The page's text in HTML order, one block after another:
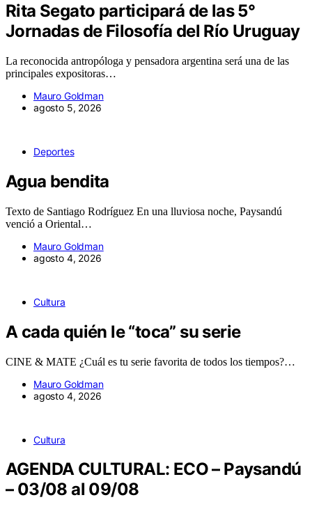
Rita Segato participará de las 5°
Jornadas de Filosofía del Río Uruguay
La reconocida antropóloga y pensadora argentina será una de las
principales expositoras…
Mauro Goldman
agosto 5, 2026
Deportes
Agua bendita
Texto de Santiago Rodríguez En una lluviosa noche, Paysandú
venció a Oriental…
Mauro Goldman
agosto 4, 2026
Cultura
A cada quién le “toca” su serie
CINE & MATE ¿Cuál es tu serie favorita de todos los tiempos?…
Mauro Goldman
agosto 4, 2026
Cultura
AGENDA CULTURAL: ECO – Paysandú
– 03/08 al 09/08